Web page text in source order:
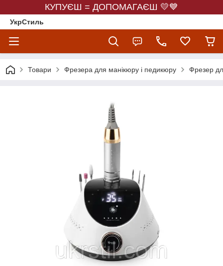
КУПУЄШ = ДОПОМАГАЄШ 💛💙
УкрСтиль
Товари Фрезера для манікюру і педикюру Фрезер